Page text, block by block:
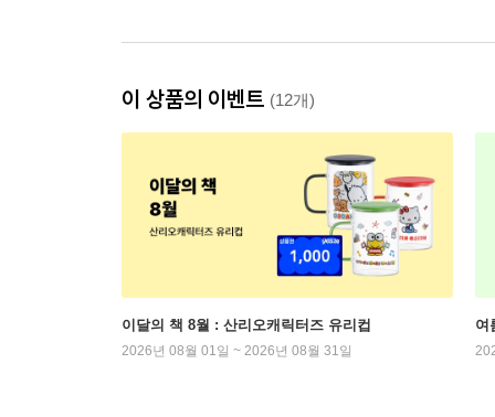
이 상품의 이벤트 (12개)
이달의 책 8월 : 산리오캐릭터즈 유리컵
2026년 08월 01일 ~ 2026년 08월 31일
여